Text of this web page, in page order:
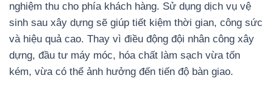
nghiệm thu cho phía khách hàng. Sử dụng dịch vụ vệ
sinh sau xây dựng sẽ giúp tiết kiệm thời gian, công sức
và hiệu quả cao. Thay vì điều động đội nhân công xây
dựng, đầu tư máy móc, hóa chất làm sạch vừa tốn
kém, vừa có thể ảnh hưởng đến tiến độ bàn giao.